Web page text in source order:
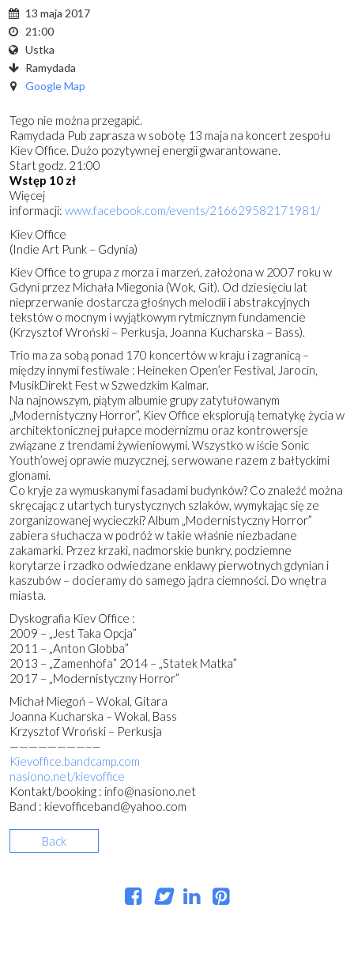
13 maja 2017
21:00
Ustka
Ramydada
Google Map
Tego nie można przegapić.
Ramydada Pub zaprasza w sobotę 13 maja na koncert zespołu
Kiev Office. Dużo pozytywnej energii gwarantowane.
Start godz. 21:00
Wstęp 10 zł
Więcej
informacji: www.facebook.com/events/216629582171981/
Kiev Office
(Indie Art Punk – Gdynia)
Kiev Office to grupa z morza i marzeń, założona w 2007 roku w
Gdyni przez Michała Miegonia (Wok, Git). Od dziesięciu lat
nieprzerwanie dostarcza głośnych melodii i abstrakcyjnych
tekstów o mocnym i wyjątkowym rytmicznym fundamencie
(Krzysztof Wroński – Perkusja, Joanna Kucharska – Bass).
Trio ma za sobą ponad 170 koncertów w kraju i zagranicą –
między innymi festiwale : Heineken Open’er Festival, Jarocin,
MusikDirekt Fest w Szwedzkim Kalmar.
Na najnowszym, piątym albumie grupy zatytułowanym
„Modernistyczny Horror”, Kiev Office eksplorują tematykę życia w
architektonicznej pułapce modernizmu oraz kontrowersje
związane z trendami żywieniowymi. Wszystko w iście Sonic
Youth’owej oprawie muzycznej, serwowane razem z bałtyckimi
glonami.
Co kryje za wymuskanymi fasadami budynków? Co znaleźć można
skręcając z utartych turystycznych szlaków, wymykając się ze
zorganizowanej wycieczki? Album „Modernistyczny Horror”
zabiera słuchacza w podróż w takie właśnie niezbadane
zakamarki. Przez krzaki, nadmorskie bunkry, podziemne
korytarze i rzadko odwiedzane enklawy pierwotnych gdynian i
kaszubów – docieramy do samego jądra ciemności. Do wnętra
miasta.
Dyskografia Kiev Office :
2009 – „Jest Taka Opcja”
2011 – „Anton Globba”
2013 – „Zamenhofa” 2014 – „Statek Matka”
2017 – „Modernistyczny Horror”
Michał Miegoń – Wokal, Gitara
Joanna Kucharska – Wokal, Bass
Krzysztof Wroński – Perkusja
————————–—
Kievoffice.bandcamp.com
nasiono.net/kievoffice
Kontakt/booking : info@nasiono.net
Band : kievofficeband@yahoo.com
Back